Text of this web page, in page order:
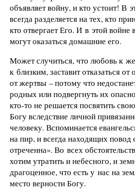
объявляет войну, и кто устоит! В
всегда разделяется на тех, кто
кто отвергает Его. И в этой войне
могут оказаться домашние его.
Может случиться, что любовь к
к близким, заставит отказаться
от жертвы – потому что
родных или подвергнуть их
кто-то не решается посвятить
Богу вследствие личной
человеку. Вспоминается
на пир, и всегда находящих повод
отреченна». Во всех
хотим утратить и небесного, и
драгоценное, что есть у нас на
место верности Богу.